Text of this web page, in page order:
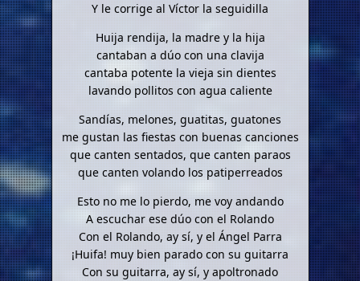
Y le corrige al Víctor la seguidilla
Huija rendija, la madre y la hija
cantaban a dúo con una clavija
cantaba potente la vieja sin dientes
lavando pollitos con agua caliente
Sandías, melones, guatitas, guatones
me gustan las fiestas con buenas canciones
que canten sentados, que canten paraos
que canten volando los patiperreados
Esto no me lo pierdo, me voy andando
A escuchar ese dúo con el Rolando
Con el Rolando, ay sí, y el Ángel Parra
¡Huifa! muy bien parado con su guitarra
Con su guitarra, ay sí, y apoltronado